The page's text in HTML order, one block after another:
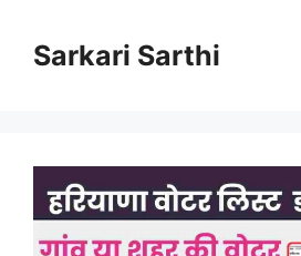
contentSarkari Sarthi